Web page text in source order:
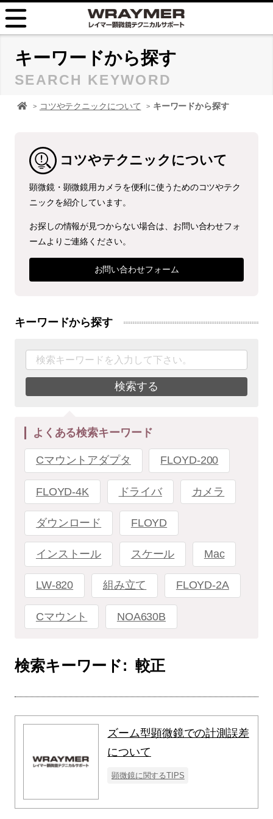
HOME
FAQ
TIPS
取扱説明書
キーワードから探す
SEARCH KEYWORD
顕微鏡 レイマーHOME
コツやテクニックについて キーワードから探す
コツやテクニックについて
顕微鏡・顕微鏡用カメラを便利に使うためのコツやテク
ニックを紹介しています。
お探しの情報が見つからない場合は、お問い合わせフォ
ームよりご連絡ください。
お問い合わせフォーム
キーワードから探す
検索する
よくある検索キーワード
Cマウントアダプタ FLOYD-200
FLOYD-4K ドライバ カメラ
ダウンロード FLOYD
インストール スケール Mac
LW-820 組み立て FLOYD-2A
Cマウント NOA630B
検索キーワード: 較正
ズーム型顕微鏡での計測誤差
について
顕微鏡に関するTIPS